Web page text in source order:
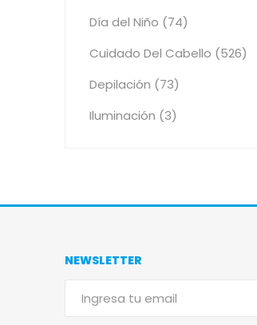
Día del Niño (74)
Cuidado Del Cabello (526)
Depilación (73)
Iluminación (3)
NEWSLETTER